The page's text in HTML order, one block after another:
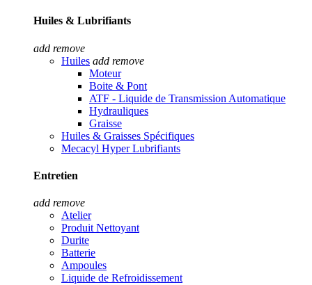
Huiles & Lubrifiants
add remove
Huiles add remove
Moteur
Boite & Pont
ATF - Liquide de Transmission Automatique
Hydrauliques
Graisse
Huiles & Graisses Spécifiques
Mecacyl Hyper Lubrifiants
Entretien
add remove
Atelier
Produit Nettoyant
Durite
Batterie
Ampoules
Liquide de Refroidissement